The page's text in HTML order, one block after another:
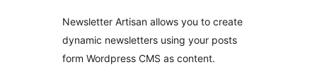
Newsletter Artisan allows you to create
dynamic newsletters using your posts
form Wordpress CMS as content.